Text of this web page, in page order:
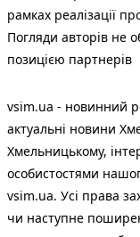
рамках реалізації
Погляди авторів не
позицією партнерів
vsim.ua - новинний
актуальні новини
Хмельницькому,
особистостями
vsim.ua. Усі права
чи наступне